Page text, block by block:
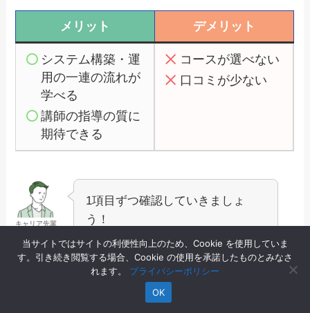
メリット デメリット
システム構築・運
用の一連の流れが
学べる
講師の指導の質に
期待できる
コースが選べない
口コミが少ない
キャリア先輩
1項目ずつ確認していきましょ
う！
メリット①：システム構築・運用の一連の流
当サイトではサイトの利便性向上のため、Cookie を使用していま
す。引き続き閲覧する場合、Cookie の使用を承諾したものとみなさ
れます。 プライバシーポリシー
OK